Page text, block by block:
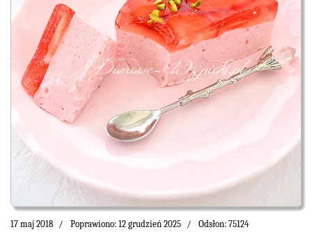
17 maj 2018 Poprawiono: 12 grudzień 2025 Odsłon: 75124